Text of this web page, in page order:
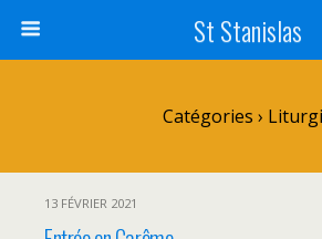
St Stanislas
Catégories ›
13 FÉVRIER 2021